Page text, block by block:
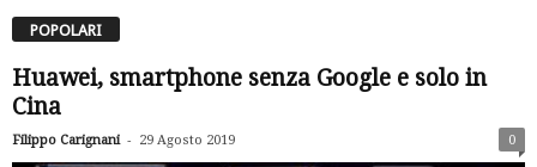
POPOLARI
Huawei, smartphone senza Google e solo in
Cina
Filippo Carignani - 29 Agosto 2019 0